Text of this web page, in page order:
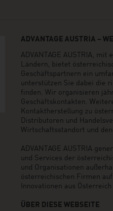
ADVANTAGE AUSTRIA –
ADVANTAGE AUSTRIA,
Ländern, bietet
Geschäftspartnern ein
unterstützen Sie dabei die
finden. Wir organisieren
Geschäftskontakten.
Kontaktherstellung zu
Distributoren und
Wirtschaftsstandort und
ADVANTAGE AUSTRIA
und Services der
und Organisationen
österreichischen Firmen
Innovationen aus
ÜBER DIESE WEBSEITE